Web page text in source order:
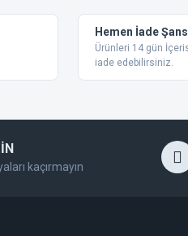
Hemen İade
Ürünleri 14 gün
iade edebilirsiniz.
kaçırmayın